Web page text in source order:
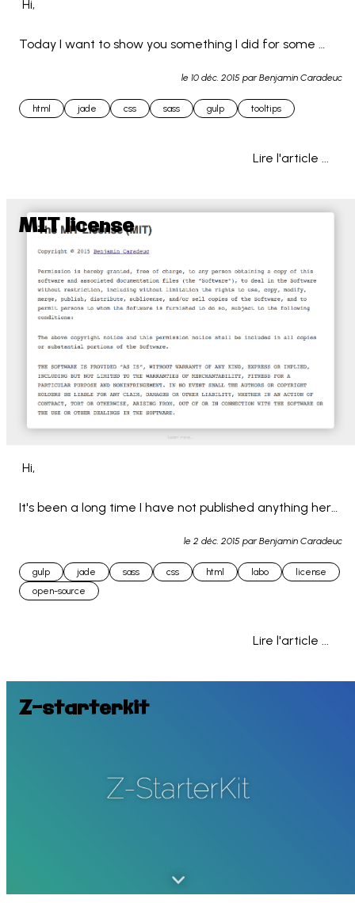
Hi,
Today I want to show you something I did for some
little piece of sass code allowing you to...
le 10 déc. 2015 par Benjamin Caradeuc
html jade css sass gulp tooltips
Lire l'article ...
MIT license
Hi,
It's been a long time I have not published anything here
useful for a lot of my projects and...
le 2 déc. 2015 par Benjamin Caradeuc
gulp jade sass css html labo
license
open-source
Lire l'article ...
Z-starterkit